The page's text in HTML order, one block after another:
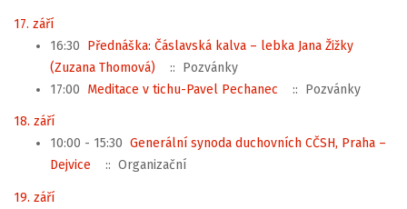
17. září
16:30 Přednáška: Čáslavská kalva – lebka Jana Žižky
(Zuzana Thomová)
:: Pozvánky
17:00 Meditace v tichu-Pavel Pechanec :: Pozvánky
18. září
10:00 - 15:30 Generální synoda duchovních CČSH, Praha –
Dejvice
:: Organizační
19. září